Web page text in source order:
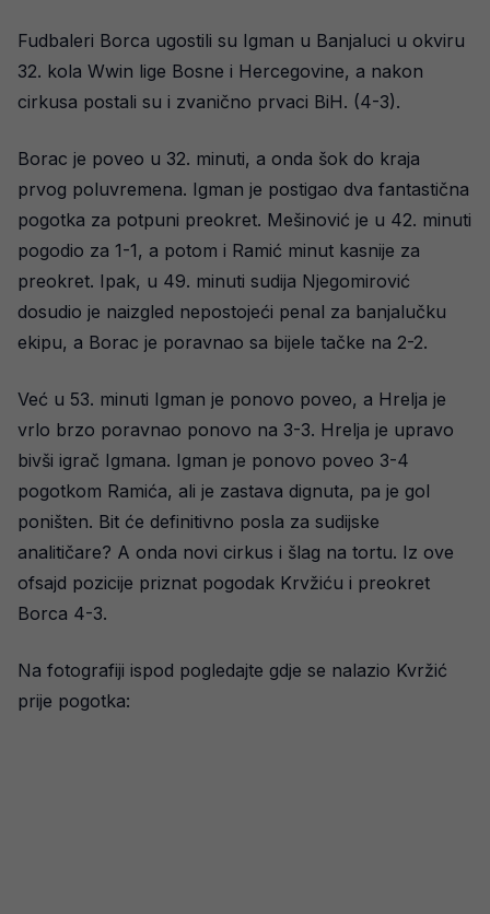
Fudbaleri Borca ugostili su Igman u Banjaluci u okviru
32. kola Wwin lige Bosne i Hercegovine, a nakon
cirkusa postali su i zvanično prvaci BiH. (4-3).
Borac je poveo u 32. minuti, a onda šok do kraja
prvog poluvremena. Igman je postigao dva fantastična
pogotka za potpuni preokret. Mešinović je u 42. minuti
pogodio za 1-1, a potom i Ramić minut kasnije za
preokret. Ipak, u 49. minuti sudija Njegomirović
dosudio je naizgled nepostojeći penal za banjalučku
ekipu, a Borac je poravnao sa bijele tačke na 2-2.
Već u 53. minuti Igman je ponovo poveo, a Hrelja je
vrlo brzo poravnao ponovo na 3-3. Hrelja je upravo
bivši igrač Igmana. Igman je ponovo poveo 3-4
pogotkom Ramića, ali je zastava dignuta, pa je gol
poništen. Bit će definitivno posla za sudijske
analitičare? A onda novi cirkus i šlag na tortu. Iz ove
ofsajd pozicije priznat pogodak Krvžiću i preokret
Borca 4-3.
Na fotografiji ispod pogledajte gdje se nalazio Kvržić
prije pogotka: